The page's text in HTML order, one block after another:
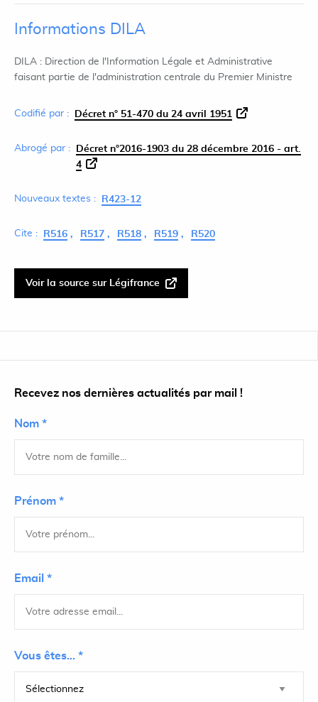
Informations DILA
DILA : Direction de l'Information Légale et Administrative
faisant partie de l'administration centrale du Premier Ministre
Codifié par : Décret n° 51-470 du 24 avril 1951
Abrogé par :
Décret n°2016-1903 du 28 décembre 2016 - art.
4
Nouveaux textes : R423-12
Cite : R516 R517 R518 R519 R520
Voir la source sur Légifrance
Recevez nos dernières actualités par mail !
Nom *
Prénom *
Email *
Vous êtes... *